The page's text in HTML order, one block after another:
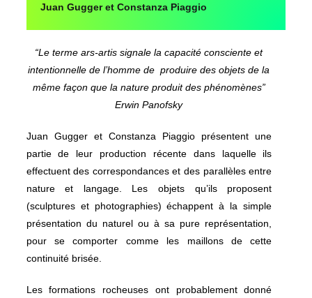
Juan Gugger et Constanza Piaggio
“Le terme ars-artis signale la capacité consciente et
intentionnelle de l’homme de produire des objets de la
même façon que la nature produit des phénomènes”
Erwin Panofsky
Juan Gugger et Constanza Piaggio présentent une
partie de leur production récente dans laquelle ils
effectuent des correspondances et des parallèles entre
nature et langage. Les objets qu’ils proposent
(sculptures et photographies) échappent à la simple
présentation du naturel ou à sa pure représentation,
pour se comporter comme les maillons de cette
continuité brisée.
Les formations rocheuses ont probablement donné